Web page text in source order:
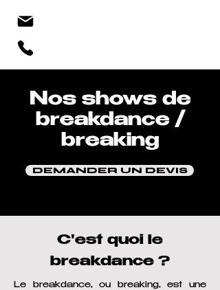
Nos shows de
breakdance /
breaking
DEMANDER UN DEVIS
C'est quoi le
breakdance ?
Le breakdance, ou breaking, est une